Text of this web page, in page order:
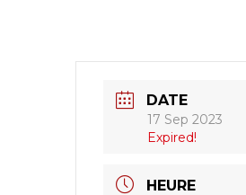
DATE
17 Sep 2023
Expired!
HEURE